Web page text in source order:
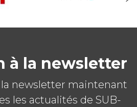
à la newsletter
newsletter maintenant
les actualités de SUB-